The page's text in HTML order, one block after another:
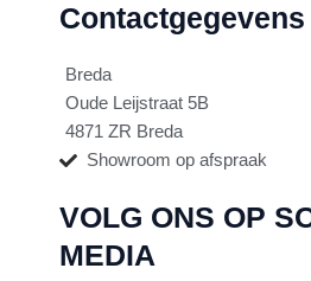
Contactgegevens
Breda
Oude Leijstraat 5B
4871 ZR Breda
Showroom op afspraak
VOLG ONS OP
MEDIA